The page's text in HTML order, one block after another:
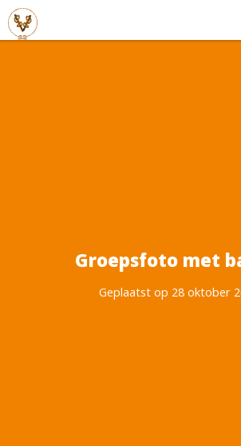
Groepsfoto met
Geplaatst op 28 oktober